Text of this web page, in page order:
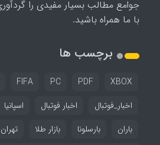
جوامع مطالب بسیار مفیدی را
با ما همراه باشید.
برچسب ها
FIFA PC PDF XBOX
اخبار_فوتبال
اخبار فوتبال اسپانیا
باران
بارسلونا بازار طلا تهران